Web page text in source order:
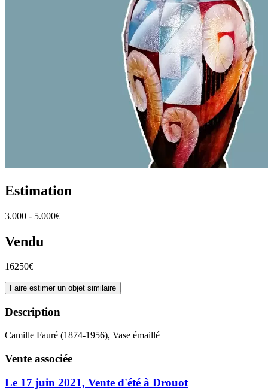
Estimation
3.000 - 5.000€
Vendu
16250€
Faire estimer un objet similaire
Description
Camille Fauré (1874-1956), Vase émaillé
Vente associée
Le 17 juin 2021, Vente d'été à Drouot